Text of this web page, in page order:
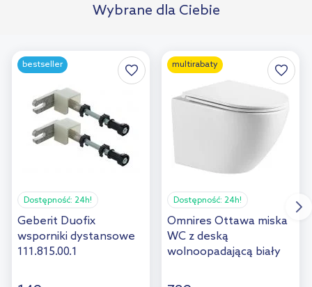
Wybrane dla Ciebie
bestseller
Dostępność: 24h!
Geberit Duofix
wsporniki dystansowe
111.815.00.1
multirabaty
Dostępność: 24h!
Omnires Ottawa miska
WC z deską
wolnoopadającą biały